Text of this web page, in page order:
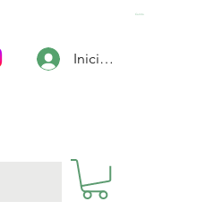
Carrito
Iniciar sesión